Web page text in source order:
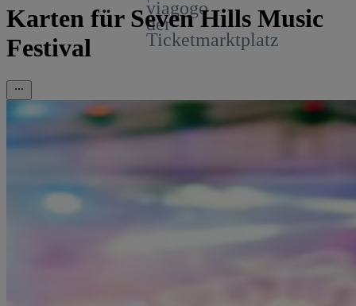
viagogo
der
Ticketmarktplatz
Karten für Seven Hills Music
Festival